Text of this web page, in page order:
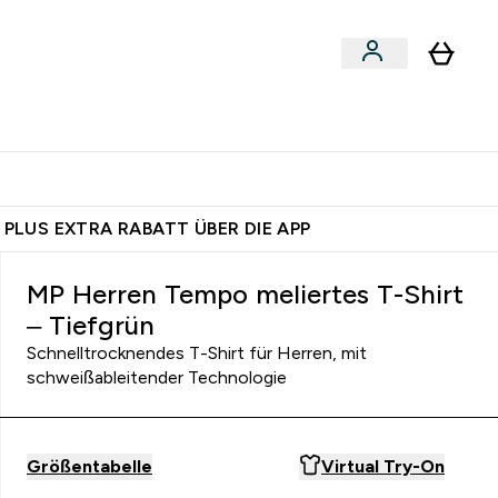
EXTRA RABATT ÜBER DIE APP
MP Herren Tempo meliertes T-Shirt
– Tiefgrün
Schnelltrocknendes T-Shirt für Herren, mit
schweißableitender Technologie
Größentabelle Virtual Try-On